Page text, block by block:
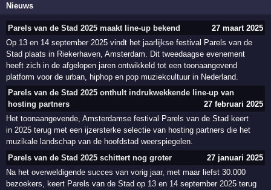
Nieuws
Parels van de Stad 2025 maakt line-up bekend
27 maart 2025
Op 13 en 14 september 2025 vindt het jaarlijkse festival Parels van de
Stad plaats in Riekerhaven, Amsterdam. Dit tweedaagse evenement
heeft zich in de afgelopen jaren ontwikkeld tot een toonaangevend
platform voor de urban, hiphop en pop muziekcultuur in Nederland.
Parels van de Stad 2025 onthult indrukwekkende line-up van
hosting partners
27 februari 2025
Het toonaangevende, Amsterdamse festival Parels van de Stad keert
in 2025 terug met een ijzersterke selectie van hosting partners die het
muzikale landschap van de hoofdstad weerspiegelen.
Parels van de Stad 2025 schittert nog groter
27 januari 2025
Na het overweldigende succes van vorig jaar, met maar liefst 30.000
bezoekers, keert Parels van de Stad op 13 en 14 september 2025 terug